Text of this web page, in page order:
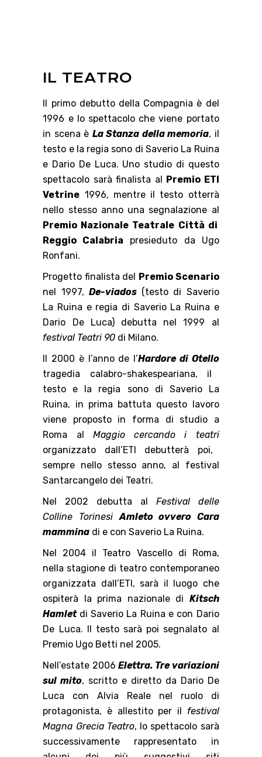
IL TEATRO
Il primo debutto della Compagnia è del
1996 e lo spettacolo che viene portato
in scena è La Stanza della memoria, il
testo e la regia sono di Saverio La Ruina
e Dario De Luca. Uno studio di questo
spettacolo sarà finalista al Premio ETI
Vetrine 1996, mentre il testo otterrà
nello stesso anno una segnalazione al
Premio Nazionale Teatrale Città di
Reggio Calabria presieduto da Ugo
Ronfani.
Progetto finalista del Premio Scenario
nel 1997, De-viados(testo di Saverio
La Ruina e regia di Saverio La Ruina e
Dario De Luca) debutta nel 1999 al
festival Teatri 90 di Milano.
Il 2000 è l’anno de l’Hardore di Otello
tragedia calabro-shakespeariana, il
testo e la regia sono di Saverio La
Ruina, in prima battuta questo lavoro
viene proposto in forma di studio a
Roma al Maggio cercando i teatri
organizzato dall’ETI debutterà poi,
sempre nello stesso anno, al festival
Santarcangelo dei Teatri.
Nel 2002 debutta al Festival delle
Colline Torinesi Amleto ovvero Cara
mammina di e con Saverio La Ruina.
Nel 2004 il Teatro Vascello di Roma,
nella stagione di teatro contemporaneo
organizzata dall’ETI, sarà il luogo che
ospiterà la prima nazionale di Kitsch
Hamlet di Saverio La Ruina e con Dario
De Luca. Il testo sarà poi segnalato al
Premio Ugo Betti nel 2005.
Nell’estate 2006 Elettra. Tre variazioni
sul mito, scritto e diretto da Dario De
Luca con Alvia Reale nel ruolo di
protagonista, è allestito per il festival
Magna Grecia Teatro, lo spettacolo sarà
successivamente rappresentato in